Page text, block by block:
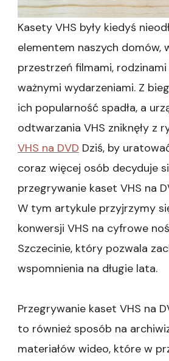
Kasety VHS były kiedyś
elementem naszych domów,
przestrzeń filmami,
ważnymi wydarzeniami. Z
ich popularność spadła, a
odtwarzania VHS zniknęły z
VHS na DVD Dziś, by
coraz więcej osób decyduje
przegrywanie kaset VHS na
W tym artykule przyjrzymy
konwersji VHS na cyfrowe
Szczecinie, który pozwala
wspomnienia na długie lata.
Przegrywanie kaset VHS na
to również sposób na
materiałów wideo, które w